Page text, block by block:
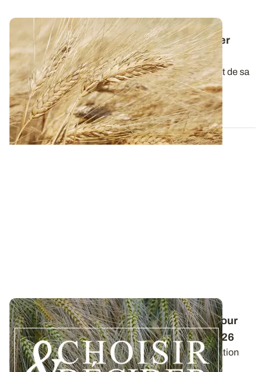
Dose d'azote sur blé dur : comment assurer
rendement et taux de protéines élevés ?
La qualité du blé dur à la récolte dépend étroitement de sa
teneur en protéines. L...
15 JANV. 2026
Conduite des orges d'hiver : des guides pour
réussir ses interventions au printemps 2026
Retrouvez les préconisations en matière de fertilisation
azotée et de protection des orges...